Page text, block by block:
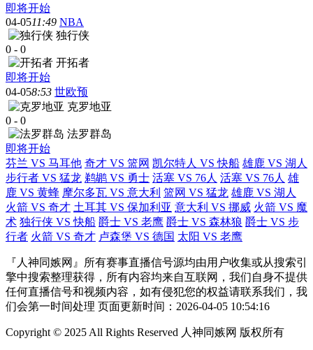
即将开始
04-0511:49 NBA
独行侠
0 - 0
开拓者
即将开始
04-058:53 世欧预
克罗地亚
0 - 0
法罗群岛
即将开始
芬兰 VS 马耳他 奇才 VS 篮网 凯尔特人 VS 快船 雄鹿 VS 湖人
步行者 VS 猛龙 鹈鹕 VS 勇士 活塞 VS 76人 活塞 VS 76人 雄
鹿 VS 黄蜂 摩尔多瓦 VS 意大利 篮网 VS 猛龙 雄鹿 VS 湖人
火箭 VS 奇才 土耳其 VS 保加利亚 意大利 VS 挪威 火箭 VS 魔
术 独行侠 VS 快船 爵士 VS 老鹰 爵士 VS 森林狼 爵士 VS 步
行者 火箭 VS 奇才 卢森堡 VS 德国 太阳 VS 老鹰
『人神同嫉网』所有赛事直播信号源均由用户收集或从搜索引
擎中搜索整理获得，所有内容均来自互联网，我们自身不提供
任何直播信号和视频内容，如有侵犯您的权益请联系我们，我
们会第一时间处理 页面更新时间：2026-04-05 10:54:16
Copyright © 2025 All Rights Reserved 人神同嫉网 版权所有